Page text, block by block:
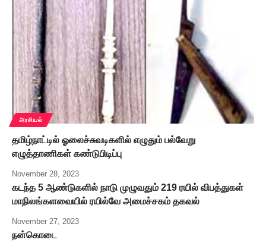
அரசியல்
தமிழ்நாட்டில் ஓலைச்சுவடிகளில் எழுதும் பல்வேறு
எழுத்தாணிகள் கண்டுபிடிப்பு
November 28, 2023
கடந்த 5 ஆண்டுகளில் நாடு முழுவதும் 219 ரயில் விபத்துகள்
மாநிலங்களவையில் ரயில்வே அமைச்சகம் தகவல்
November 27, 2023
நன்கொடை